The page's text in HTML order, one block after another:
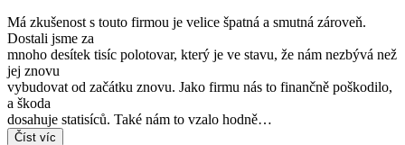
Má zkušenost s touto firmou je velice špatná a smutná zároveň.
Dostali jsme za
mnoho desítek tisíc polotovar, který je ve stavu, že nám nezbývá než
jej znovu
vybudovat od začátku znovu. Jako firmu nás to finančně poškodilo,
a škoda
dosahuje statisíců. Také nám to vzalo hodně…
Číst víc